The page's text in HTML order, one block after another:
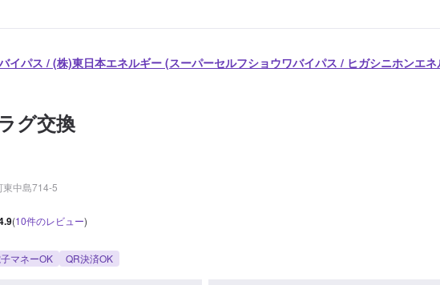
イパス / (株)東日本エネルギー (スーパーセルフショウワバイパス / ヒガシニホンエネ
グ交換
東中島714-5
(10件のレビュー)
マネーOK QR決済OK